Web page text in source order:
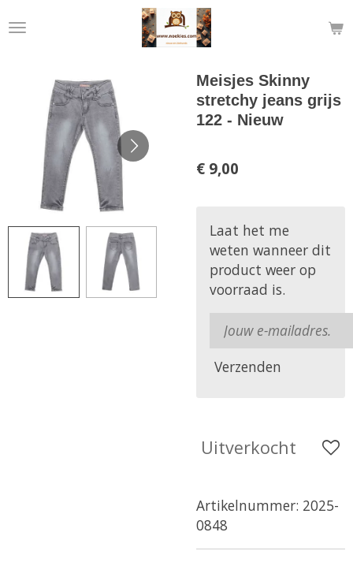
direct
hoofdinhoud
Meisjes Skinny
stretchy jeans grijs
122 - Nieuw
€ 9,00
Laat het me
weten wanneer dit
product weer op
voorraad is.
Verzenden
Uitverkocht
Artikelnummer: 2025-
0848